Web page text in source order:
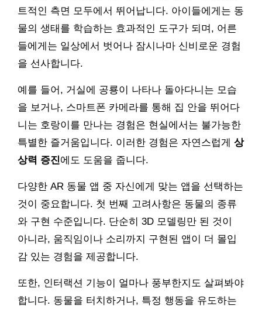
트적인 측면 모두에서 뛰어납니다. 아이들에게는 동
물의 생태를 학습하는 효과적인 도구가 되며, 어른
들에게는 일상에서 벗어나 잠시나마 신비로운 경험
을 선사합니다.
예를 들어, 거실에 공룡이 나타나 돌아다니는 모습
을 보거나, 스마트폰 카메라를 통해 집 안을 뛰어다
니는 호랑이를 만나는 경험은 현실에서는 불가능한
특별한 즐거움입니다. 이러한 경험은 자연스럽게 상
상력 증진에도 도움을 줍니다.
다양한 AR 동물 앱 중 자신에게 맞는 앱을 선택하는
것이 중요합니다. 첫 번째 고려사항은 동물의 종류
와 구현 수준입니다. 단순히 3D 모델링만 된 것이
아니라, 움직임이나 소리까지 구현된 앱이 더 몰입
감 있는 경험을 제공합니다.
또한, 인터랙션 기능이 얼마나 풍부한지도 살펴봐야
합니다. 동물을 터치하거나, 특정 행동을 유도하는